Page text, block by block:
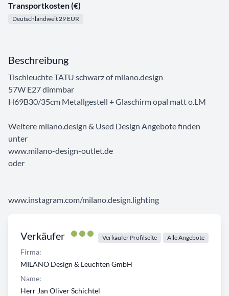
Transportkosten (€)
Deutschlandweit 29 EUR
Verkäufer Verkäufer Profilseite Alle Angebote
Firma:
MILANO Design & Leuchten GmbH
Name:
Herr Jan Oliver Schichtel
Beschreibung
Tischleuchte TATU schwarz of milano.design
57W E27 dimmbar
H69B30/35cm Metallgestell + Glaschirm opal matt o.LM
Weitere milano.design & Used Design Angebote finden
unter
www.milano-design-outlet.de
oder
www.instagram.com/milano.design.lighting